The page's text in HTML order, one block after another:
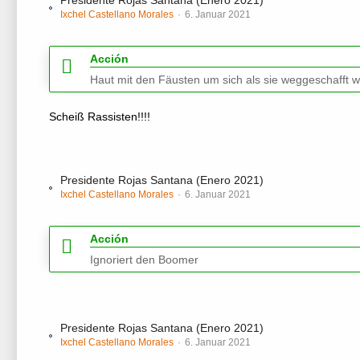
Ixchel Castellano Morales 6. Januar 2021
Acción
Haut mit den Fäusten um sich als sie weggeschafft
Scheiß Rassisten!!!!
Presidente Rojas Santana (Enero 2021)
Ixchel Castellano Morales 6. Januar 2021
Acción
Ignoriert den Boomer
Presidente Rojas Santana (Enero 2021)
Ixchel Castellano Morales 6. Januar 2021